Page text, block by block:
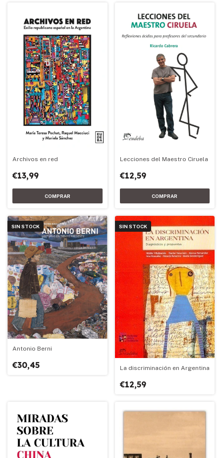
Archivos en red
€13,99
Lecciones del Maestro Ciruela
€12,59
SIN STOCK
Antonio Berni
€30,45
SIN STOCK
La discriminación en Argentina
€12,59